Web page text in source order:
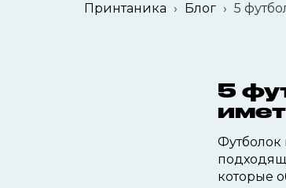
Принтаника › Блог › 5
5
Футболок
которые